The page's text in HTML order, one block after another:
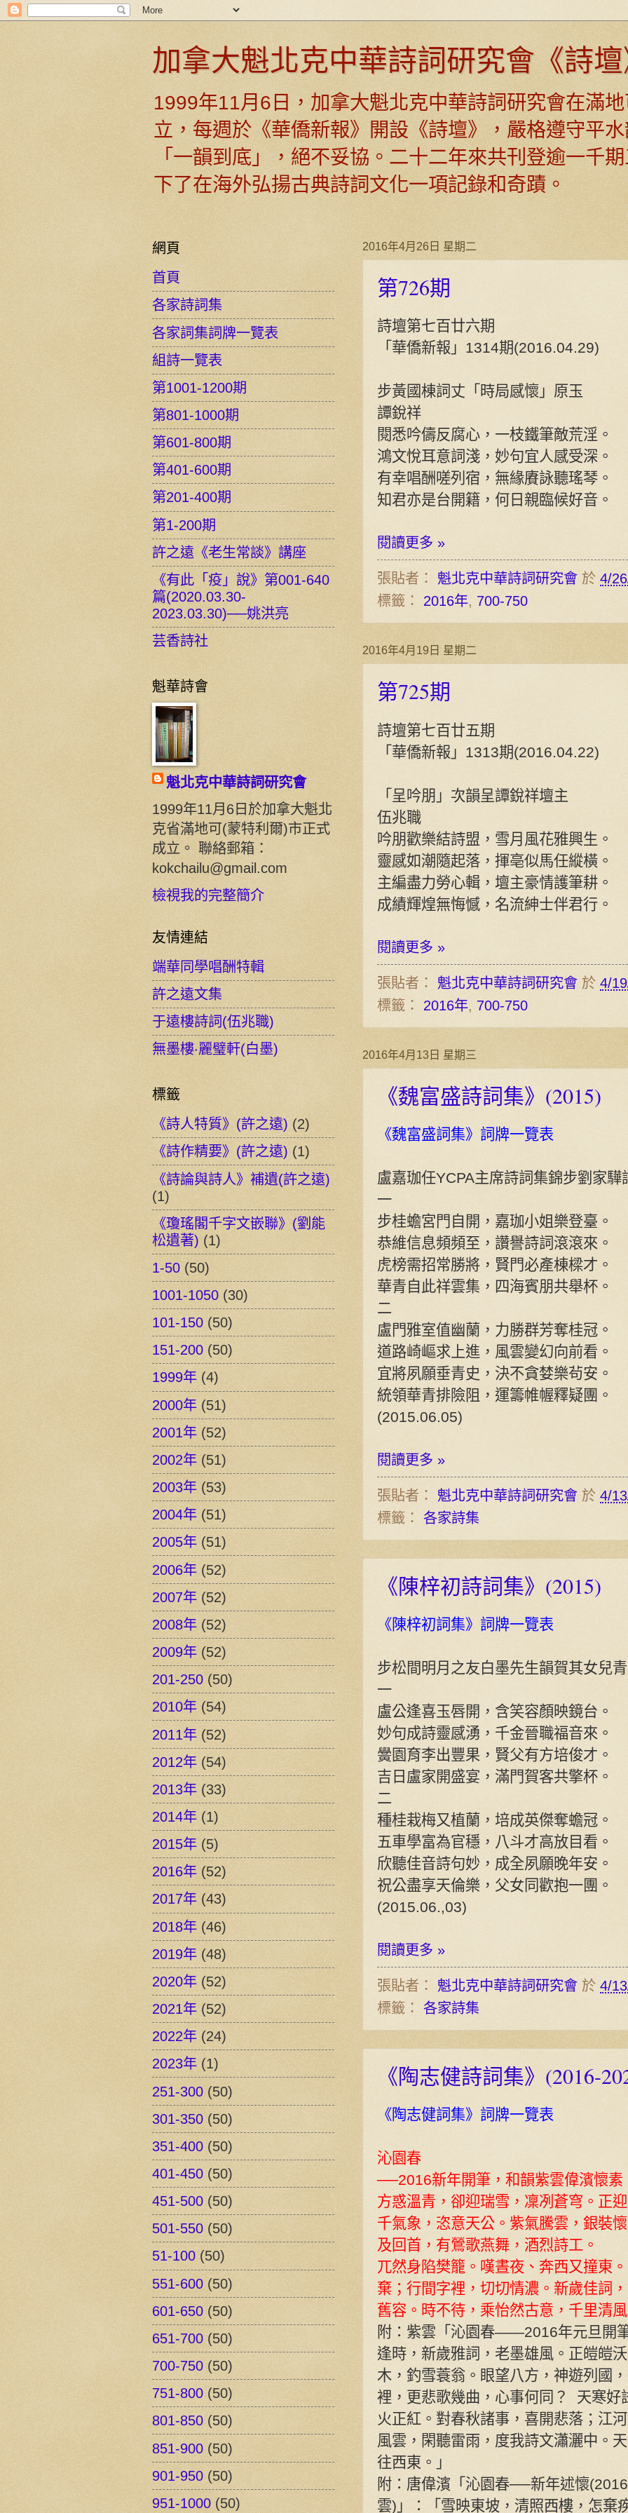
加拿大魁北克中華詩詞研究會《詩
1999年11月6日，加拿大魁北克中華詩詞研究會在滿
立，每週於《華僑新報》開設《詩壇》，嚴格遵守平
「一韻到底」，絕不妥協。二十二年來共刊登逾一千
下了在海外弘揚古典詩詞文化一項記錄和奇蹟。
2016年4月26日 星期二
第726期
詩壇第七百廿六期
「華僑新報」1314期(2016.04.29)
步黃國棟詞丈「時局感懷」原玉
譚銳祥
閱悉吟儔反腐心，一枝鐵筆敵荒淫。
鴻文悅耳意詞淺，妙句宜人感受深。
有幸唱酬嗟列宿，無緣賡詠聽瑤琴。
知君亦是台開籍，何日親臨候好音。
閱讀更多 »
張貼者： 魁北克中華詩詞研究會 於 4/
標籤： 2016年, 700-750
2016年4月19日 星期二
第725期
詩壇第七百廿五期
「華僑新報」1313期(2016.04.22)
「呈吟朋」次韻呈譚銳祥壇主
伍兆職
吟朋歡樂結詩盟，雪月風花雅興生。
靈感如潮隨起落，揮亳似馬任縱橫。
主編盡力勞心輯，壇主豪情護筆耕。
成績輝煌無悔憾，名流紳士伴君行。
閱讀更多 »
張貼者： 魁北克中華詩詞研究會 於 4/
標籤： 2016年, 700-750
2016年4月13日 星期三
《魏富盛詩詞集》(2015)
《魏富盛詞集》詞牌一覽表
盧嘉珈任YCPA主席詩詞集錦步劉家驊
一
步桂蟾宮門自開，嘉珈小姐樂登臺。
恭維信息頻頻至，讚譽詩詞滾滾來。
虎榜需招常勝將，賢門必產棟樑才。
華青自此祥雲集，四海賓朋共舉杯。
二
盧門雅室值幽蘭，力勝群芳奪桂冠。
道路崎嶇求上進，風雲變幻向前看。
宜將夙願垂青史，決不貪婪樂茍安。
統領華青排險阻，運籌帷幄釋疑團。
(2015.06.05)
閱讀更多 »
張貼者： 魁北克中華詩詞研究會 於 4/
標籤： 各家詩集
《陳梓初詩詞集》(2015)
《陳梓初詞集》詞牌一覽表
步松間明月之友白墨先生韻賀其女兒
一
盧公逢喜玉唇開，含笑容顏映鏡台。
妙句成詩靈感湧，千金晉職福音來。
黌園育李出豐果，賢父有方培俊才。
吉日盧家開盛宴，滿門賀客共擎杯。
二
種桂栽梅又植蘭，培成英傑奪蟾冠。
五車學富為官穩，八斗才高放目看。
欣聽佳音詩句妙，成全夙願晚年安。
祝公盡享天倫樂，父女同歡抱一團。
(2015.06.,03)
閱讀更多 »
張貼者： 魁北克中華詩詞研究會 於 4/
標籤： 各家詩集
《陶志健詩詞集》(2016-
《陶志健詞集》詞牌一覽表
沁園春
──2016新年開筆，和韻紫雲偉濱懷素
方惑溫青，卻迎瑞雪，凜冽蒼穹。正
千氣象，恣意天公。紫氣騰雲，銀裝
及回首，有鶯歌燕舞，酒烈詩工。
兀然身陷樊籠。嘆晝夜、奔西又撞東
棄；行間字裡，切切情濃。新歲佳詞
舊容。時不待，乘怡然古意，千里清
附：紫雲「沁園春——2016年元旦開
逢時，新歲雅詞，老墨雄風。正皚皚
木，釣雪蓑翁。眼望八方，神遊列國
裡，更悲歌幾曲，心事何同？ 天寒好
火正紅。對春秋諸事，喜開悲落；江
風雲，閑聽雷雨，度我詩文瀟灑中。
往西東。」
附：唐偉濱「沁園春──新年述懷
雲)」：「雪映東坡，清照西樓，怎棄
網頁
首頁
各家詩詞集
各家詞集詞牌一覽表
組詩一覽表
第1001-1200期
第801-1000期
第601-800期
第401-600期
第201-400期
第1-200期
許之遠《老生常談》講座
《有此「疫」說》第001-640
篇(2020.03.30-
2023.03.30)──姚洪亮
芸香詩社
魁華詩會
魁北克中華詩詞研究會
1999年11月6日於加拿大魁北
克省滿地可(蒙特利爾)市正式
成立。 聯絡郵箱：
kokchailu@gmail.com
檢視我的完整簡介
友情連結
端華同學唱酬特輯
許之遠文集
于遠樓詩詞(伍兆職)
無墨樓‧麗璧軒(白墨)
標籤
《詩人特質》(許之遠) (2)
《詩作精要》(許之遠) (1)
《詩論與詩人》補遺(許之遠)
(1)
《瓊瑤閣千字文嵌聯》(劉能
松遺著) (1)
1-50 (50)
1001-1050 (30)
101-150 (50)
151-200 (50)
1999年 (4)
2000年 (51)
2001年 (52)
2002年 (51)
2003年 (53)
2004年 (51)
2005年 (51)
2006年 (52)
2007年 (52)
2008年 (52)
2009年 (52)
201-250 (50)
2010年 (54)
2011年 (52)
2012年 (54)
2013年 (33)
2014年 (1)
2015年 (5)
2016年 (52)
2017年 (43)
2018年 (46)
2019年 (48)
2020年 (52)
2021年 (52)
2022年 (24)
2023年 (1)
251-300 (50)
301-350 (50)
351-400 (50)
401-450 (50)
451-500 (50)
501-550 (50)
51-100 (50)
551-600 (50)
601-650 (50)
651-700 (50)
700-750 (50)
751-800 (50)
801-850 (50)
851-900 (50)
901-950 (50)
951-1000 (50)